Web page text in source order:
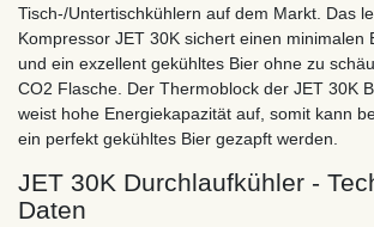
Tisch-/Untertischkühlern auf dem Markt. Das
Kompressor JET 30K sichert einen minimalen
und ein exzellent gekühltes Bier ohne zu
CO2 Flasche. Der Thermoblock der JET 30K
weist hohe Energiekapazität auf, somit kann
ein perfekt gekühltes Bier gezapft werden.
JET 30K Durchlaufkühler -
Daten